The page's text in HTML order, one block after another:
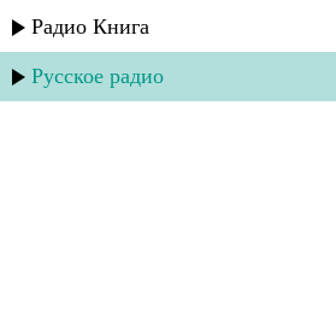
Радио Книга
Русское радио